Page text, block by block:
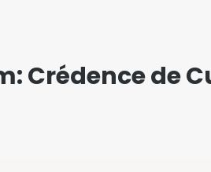
Crédence de